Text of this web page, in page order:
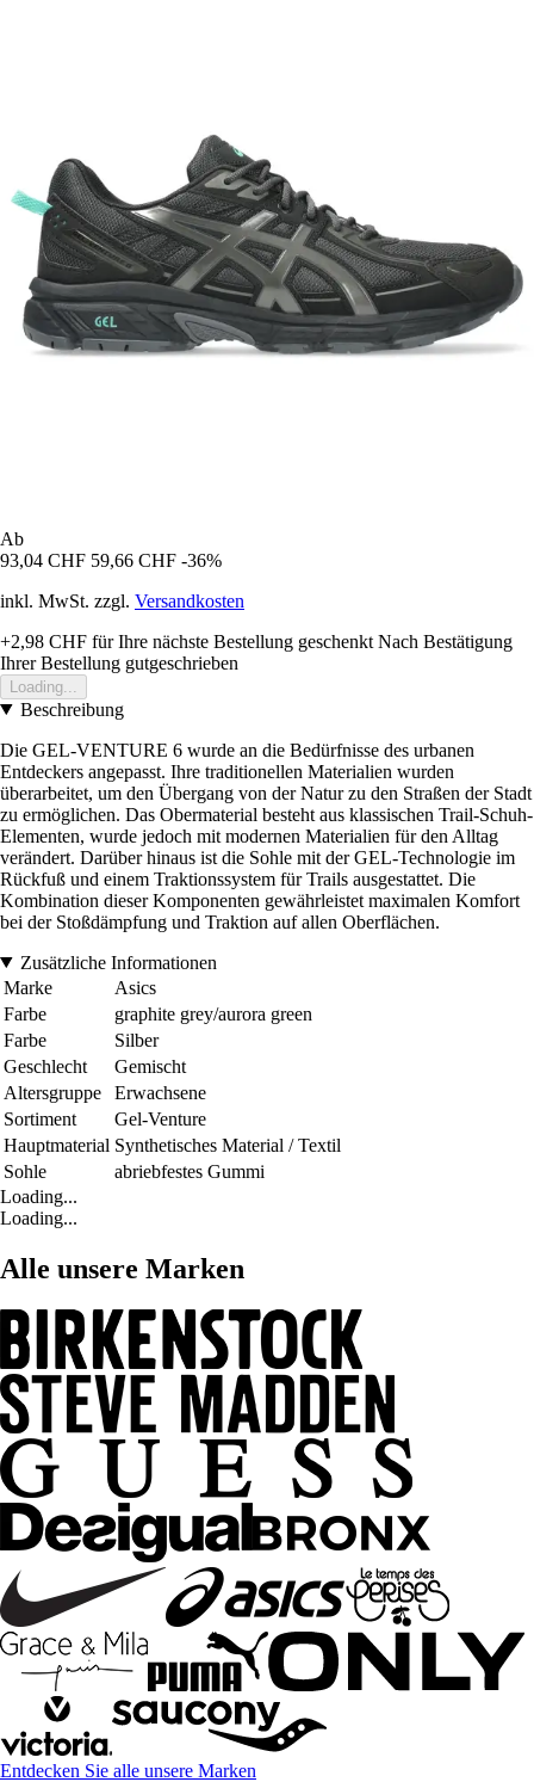
Ab
93,04 CHF 59,66 CHF -36%
inkl. MwSt. zzgl. Versandkosten
+2,98 CHF für Ihre nächste Bestellung geschenkt Nach Bestätigung
Ihrer Bestellung gutgeschrieben
Loading...
Beschreibung
Die GEL-VENTURE 6 wurde an die Bedürfnisse des urbanen
Entdeckers angepasst. Ihre traditionellen Materialien wurden
überarbeitet, um den Übergang von der Natur zu den Straßen der Stadt
zu ermöglichen. Das Obermaterial besteht aus klassischen Trail-Schuh-
Elementen, wurde jedoch mit modernen Materialien für den Alltag
verändert. Darüber hinaus ist die Sohle mit der GEL-Technologie im
Rückfuß und einem Traktionssystem für Trails ausgestattet. Die
Kombination dieser Komponenten gewährleistet maximalen Komfort
bei der Stoßdämpfung und Traktion auf allen Oberflächen.
Zusätzliche Informationen
Marke
Asics
Farbe
graphite grey/aurora green
Farbe
Silber
Geschlecht
Gemischt
Altersgruppe
Erwachsene
Sortiment
Gel-Venture
Hauptmaterial Synthetisches Material / Textil
Sohle
abriebfestes Gummi
Loading...
Loading...
Alle unsere Marken
Entdecken Sie alle unsere Marken